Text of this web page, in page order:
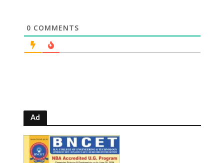
0 COMMENTS
Ad